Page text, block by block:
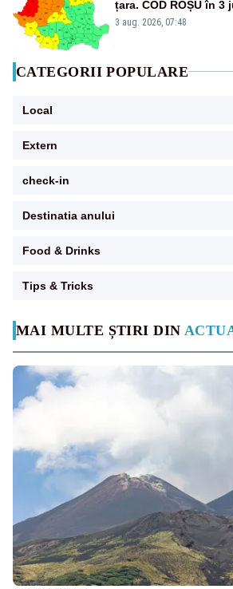
MAI MULTE ȘTIRI DIN
țara. COD ROȘU în 3
3 aug. 2026, 07:48
CATEGORII POPULARE
Local
Extern
check-in
Destinatia anului
Food & Drinks
Tips & Tricks